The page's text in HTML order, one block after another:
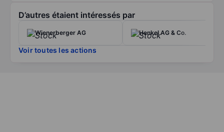
D’autres étaient intéressés par
Wienerberger AG Henkel AG & Co.
Voir toutes les actions